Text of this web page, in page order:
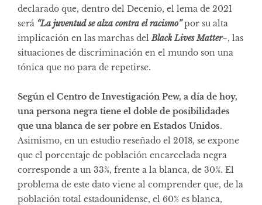
declarado que, dentro del Decenio, el lema de 2021
será “La juventud se alza contra el racismo”por su alta
implicación en las marchas del Black Lives Matter−, las
situaciones de discriminación en el mundo son una
tónica que no para de repetirse.
Según el Centro de Investigación Pew, a día de hoy,
una persona negra tiene el doble de posibilidades
que una blanca de ser pobre en Estados Unidos.
Asimismo, en un estudio reseñado el 2018, se expone
que el porcentaje de población encarcelada negra
corresponde a un 33%, frente a la blanca, de 30%. El
problema de este dato viene al comprender que, de la
población total estadounidense, el 60% es blanca,